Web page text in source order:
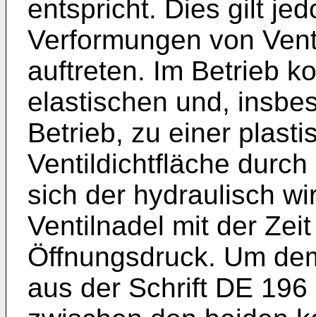
entspricht. Dies gilt
Verformungen von
auftreten. Im Betrieb
elastischen und,
Betrieb, zu einer
Ventildichtfläche
sich der hydraulisch
Ventilnadel mit der
Öffnungsdruck. Um
aus der Schrift DE